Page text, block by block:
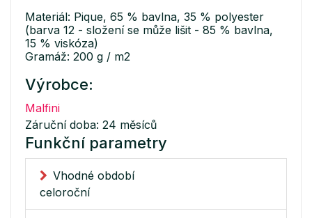
Materiál: Pique, 65 % bavlna, 35 % polyester
(barva 12 - složení se může lišit - 85 % bavlna,
15 % viskóza)
Gramáž: 200 g / m2
Výrobce:
Malfini
Záruční doba: 24 měsíců
Funkční parametry
Vhodné období
celoroční